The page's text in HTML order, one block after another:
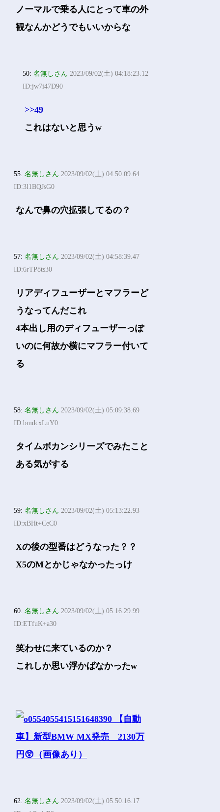
ノーマルで乗る人にとって車の外
観なんかどうでもいいからな
50:名無しさん 2023/09/02(土) 04:18:23.12
ID:jw7i47D90
>>49
これはないと思うw
55:名無しさん 2023/09/02(土) 04:50:09.64
ID:3l1BQJsG0
なんで鼻の穴拡張してるの？
57:名無しさん 2023/09/02(土) 04:58:39.47
ID:6rTP8ts30
リアディフューザーとマフラーど
うなってんだこれ
4本出し用のディフューザーっぽ
いのに何故か横にマフラー付いて
る
58:名無しさん 2023/09/02(土) 05:09:38.69
ID:bmdcxLuY0
タイムボカンシリーズでみたこと
ある気がする
59:名無しさん 2023/09/02(土) 05:13:22.93
ID:xBHt+CeC0
Xの後の型番はどうなった？？
X5のMとかじゃなかったっけ
60:名無しさん 2023/09/02(土) 05:16:29.99
ID:ETfuK+a30
笑わせに来ているのか？
これしか思い浮かばなかったw
62:名無しさん 2023/09/02(土) 05:50:16.17